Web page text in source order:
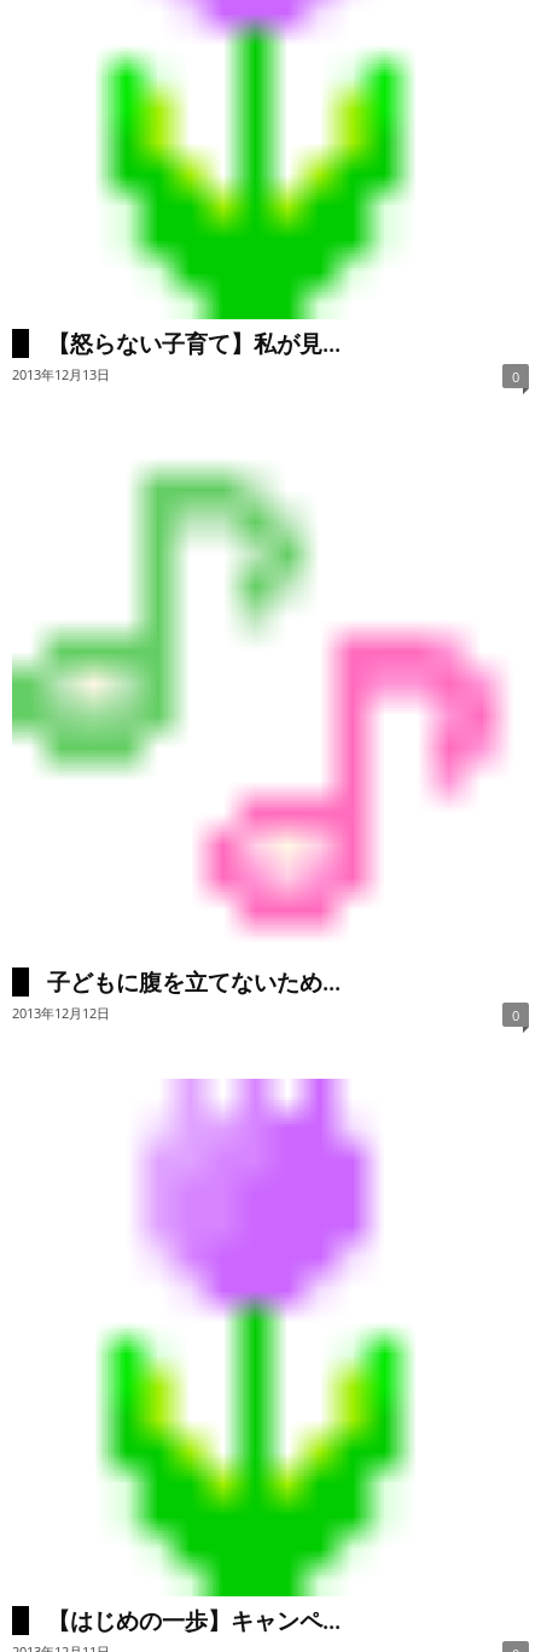
【怒らない子育て】私が見...
2013年12月13日 0
子どもに腹を立てないため...
2013年12月12日 0
【はじめの一歩】キャンペ...